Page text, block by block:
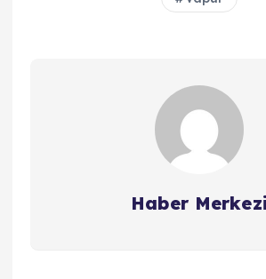
Haber Merkezi